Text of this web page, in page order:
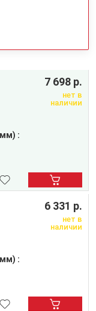
:
6 331 р.
нет в
наличии
:
7 698 р.
нет в
наличии